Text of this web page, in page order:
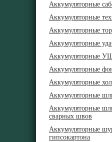
Аккумуляторные
Аккумуляторные
Аккумуляторные
Аккумуляторные
Аккумуляторные
Аккумуляторные
Аккумуляторные
Аккумуляторные
Аккумуляторные
сварных швов
Аккумуляторные
гипсокартона